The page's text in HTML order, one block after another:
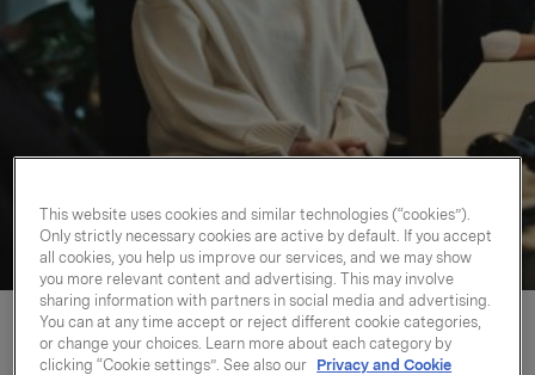
Forbrukerservice
This website uses cookies and similar technologies (“cookies”).
Only strictly necessary cookies are active by default. If you accept
all cookies, you help us improve our services, and we may show
you more relevant content and advertising. This may involve
sharing information with partners in social media and advertising.
You can at any time accept or reject different cookie categories,
or change your choices. Learn more about each category by
clicking “Cookie settings”. See also our Privacy and Cookie